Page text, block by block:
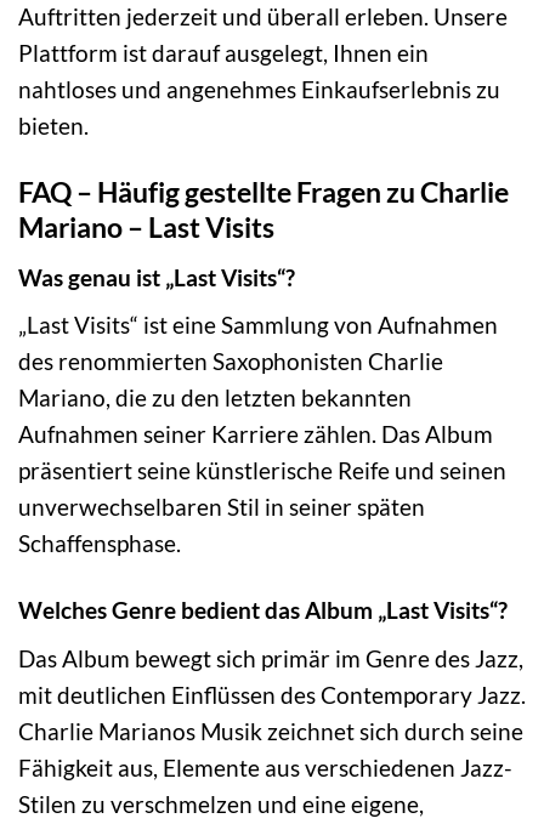
Auftritten jederzeit und überall erleben. Unsere
Plattform ist darauf ausgelegt, Ihnen ein
nahtloses und angenehmes Einkaufserlebnis zu
bieten.
FAQ – Häufig gestellte Fragen zu Charlie
Mariano – Last Visits
Was genau ist „Last Visits“?
„Last Visits“ ist eine Sammlung von Aufnahmen
des renommierten Saxophonisten Charlie
Mariano, die zu den letzten bekannten
Aufnahmen seiner Karriere zählen. Das Album
präsentiert seine künstlerische Reife und seinen
unverwechselbaren Stil in seiner späten
Schaffensphase.
Welches Genre bedient das Album „Last Visits“?
Das Album bewegt sich primär im Genre des Jazz,
mit deutlichen Einflüssen des Contemporary Jazz.
Charlie Marianos Musik zeichnet sich durch seine
Fähigkeit aus, Elemente aus verschiedenen Jazz-
Stilen zu verschmelzen und eine eigene,